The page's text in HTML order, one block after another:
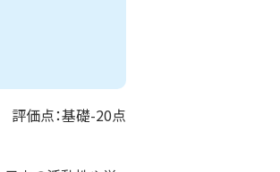
評価点：基礎-20点